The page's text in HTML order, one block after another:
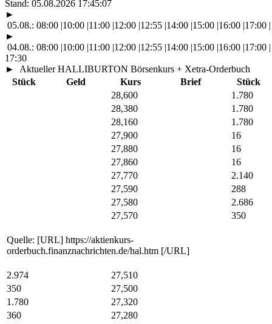
Stand: 05.08.2026 17:45:07
►
05.08.: 08:00 |10:00 |11:00 |12:00 |12:55 |14:00 |15:00 |16:00 |17:00 |
►
04.08.: 08:00 |10:00 |11:00 |12:00 |12:55 |14:00 |15:00 |16:00 |17:00 |
17:30
►
Aktueller HALLIBURTON Börsenkurs + Xetra-Orderbuch
Stück
Geld Kurs Brief
Stück
28,600
1.780
28,380
1.780
28,160
1.780
27,900
16
27,880
16
27,860
16
27,770
2.140
27,590
288
27,580
2.686
27,570
350
Quelle: [URL] https://aktienkurs-
orderbuch.finanznachrichten.de/hal.htm [/URL]
2.974
27,510
350
27,500
1.780
27,320
360
27,280